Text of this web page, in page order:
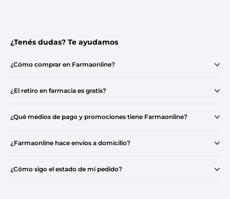
¿Tenés dudas? Te ayudamos
¿Cómo comprar en Farmaonline?
¿El retiro en farmacia es gratis?
¿Qué medios de pago y promociones tiene Farmaonline?
¿Farmaonline hace envíos a domicilio?
¿Cómo sigo el estado de mi pedido?